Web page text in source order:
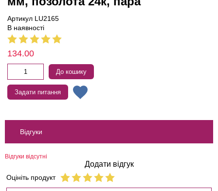
Артикул LU2165
В наявності
134.00
До кошику
Задати питання
Відгуки
Відгуки відсутні
Додати відгук
Оцініть продукт